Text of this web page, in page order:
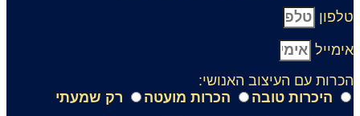
עם העיצוב האנושי:
היכרות טובה
הכרות מועטה
רק שמעתי